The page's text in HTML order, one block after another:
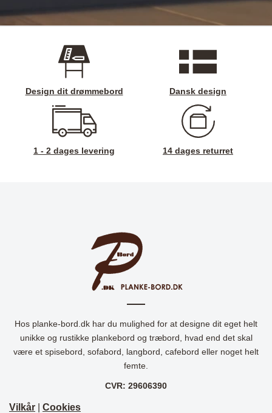
Design dit drømmebord Dansk design
1 - 2 dages levering 14 dages returret
Hos planke-bord.dk har du mulighed for at designe dit eget helt
unikke og rustikke plankebord og træbord, hvad end det skal
være et spisebord, sofabord, langbord, cafebord eller noget helt
femte.
CVR: 29606390
Vilkår Cookies